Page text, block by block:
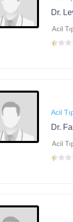
Dr.
Acil
Acil
Dr.
Acil